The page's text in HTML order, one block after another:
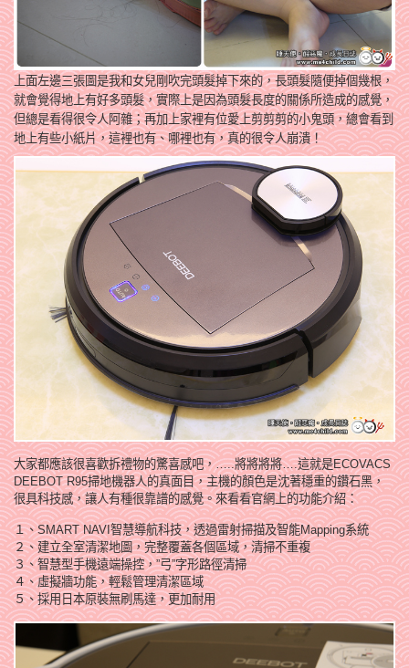
上面左邊三張圖是我和女兒剛吹完頭髮掉下來的，長頭髮隨便掉個幾根，
就會覺得地上有好多頭髮，實際上是因為頭髮長度的關係所造成的感覺，
但總是看得很令人阿雜；再加上家裡有位愛上剪剪剪的小鬼頭，總會看到
地上有些小紙片，這裡也有、哪裡也有，真的很令人崩潰！
大家都應該很喜歡拆禮物的驚喜感吧，…..將將將將….這就是ECOVACS
DEEBOT R95掃地機器人的真面目，主機的顏色是沈著穩重的鑽石黑，
很具科技感，讓人有種很靠譜的感覺。來看看官網上的功能介紹：
１、SMART NAVI智慧導航科技，透過雷射掃描及智能Mapping系統
２、建立全室清潔地圖，完整覆蓋各個區域，清掃不重複
３、智慧型手機遠端操控，”弓”字形路徑清掃
４、虛擬牆功能，輕鬆管理清潔區域
５、採用日本原裝無刷馬達，更加耐用